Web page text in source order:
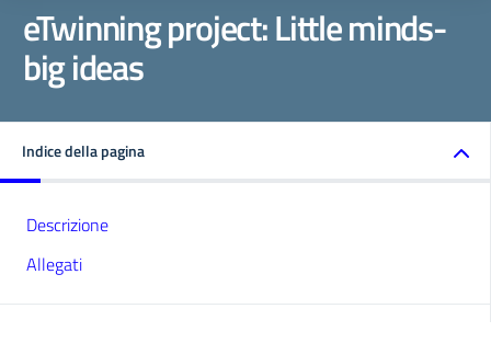
eTwinning project: Little minds-
big ideas
Indice della pagina
Descrizione
Allegati